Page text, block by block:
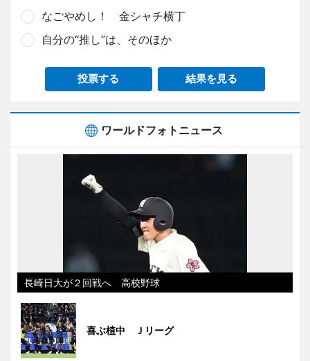
なごやめし！ 金シャチ横丁
自分の“推し”は、そのほか
投票する 結果を見る
ワールドフォトニュース
長崎日大が２回戦へ 高校野球
喜ぶ植中 Ｊリーグ